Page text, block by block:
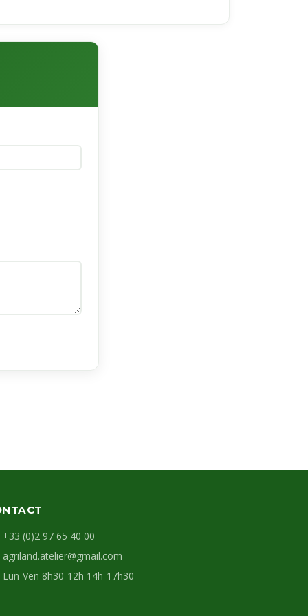
+33 (0)2 97 65 40 00
agriland.atelier@gmail.com
Lun-Ven 8h30-12h 14h-17h30